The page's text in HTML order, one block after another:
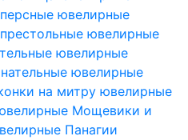
ювелирные
ювелирные
ювелирные
ювелирные
на митру ювелирные
Мощевики и
Панагии